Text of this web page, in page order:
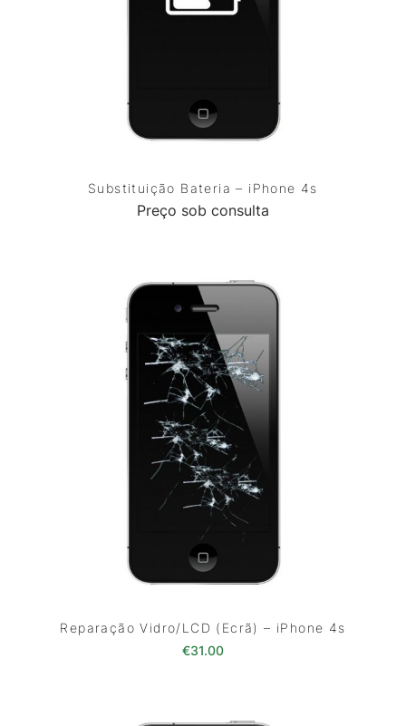
Substituição Bateria – iPhone 4s
Preço sob consulta
Reparação Vidro/LCD (Ecrã) – iPhone 4s
€31.00